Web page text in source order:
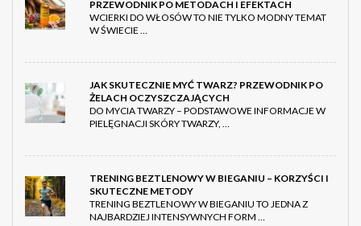
PRZEWODNIK PO METODACH I EFEKTACH
WCIERKI DO WŁOSÓW TO NIE TYLKO MODNY TEMAT
W ŚWIECIE …
JAK SKUTECZNIE MYĆ TWARZ? PRZEWODNIK PO
ŻELACH OCZYSZCZAJĄCYCH
DO MYCIA TWARZY – PODSTAWOWE INFORMACJE W
PIELĘGNACJI SKÓRY TWARZY, …
TRENING BEZTLENOWY W BIEGANIU – KORZYŚCI I
SKUTECZNE METODY
TRENING BEZTLENOWY W BIEGANIU TO JEDNA Z
NAJBARDZIEJ INTENSYWNYCH FORM …